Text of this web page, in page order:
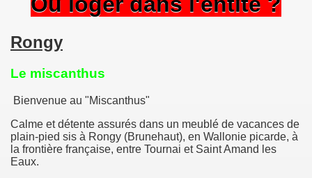
Rongy
Le miscanthus
Bienvenue au "Miscanthus"
Calme et détente assurés dans un meublé de vacances de
plain-pied sis à Rongy (Brunehaut), en Wallonie picarde, à
la frontière française, entre Tournai et Saint Amand les
Eaux.